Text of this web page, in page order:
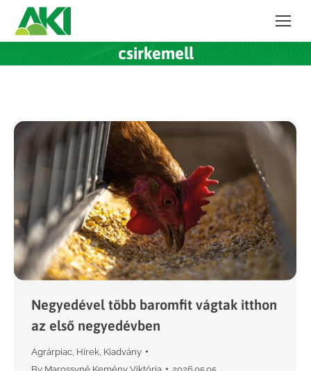
csirkemell
Negyedével több baromfit vágtak itthon
az első negyedévben
Agrárpiac Hírek Kiadvány